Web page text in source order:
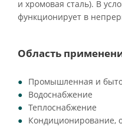
и хромовая сталь). В
функционирует в
Область
Промышленная и
Водоснабжение
Теплоснабжение
Кондиционирование,